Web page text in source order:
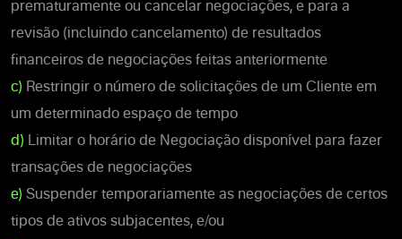
prematuramente ou cancelar negociações, e para a
revisão (incluindo cancelamento) de resultados
financeiros de negociações feitas anteriormente
c) Restringir o número de solicitações de um Cliente em
um determinado espaço de tempo
d) Limitar o horário de Negociação disponível para fazer
transações de negociações
e) Suspender temporariamente as negociações de certos
tipos de ativos subjacentes, e/ou